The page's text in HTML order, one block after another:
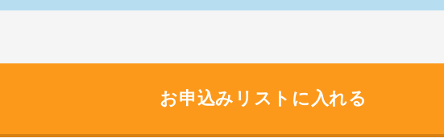
お申込みリストに入れる